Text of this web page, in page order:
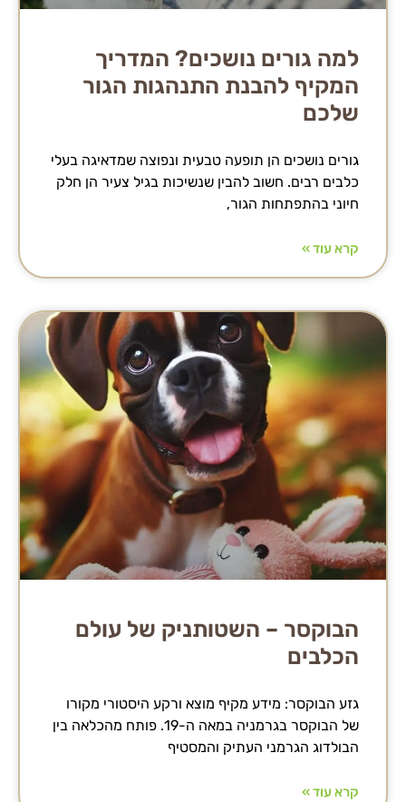
למה גורים נושכים? המדריך
המקיף להבנת התנהגות הגור
שלכם
גורים נושכים הן תופעה טבעית ונפוצה שמדאיגה בעלי
כלבים רבים. חשוב להבין שנשיכות בגיל צעיר הן חלק
חיוני בהתפתחות הגור,
קרא עוד »
הבוקסר – השטותניק של עולם
הכלבים
גזע הבוקסר: מידע מקיף מוצא ורקע היסטורי מקורו
של הבוקסר בגרמניה במאה ה-19. פותח מהכלאה בין
הבולדוג הגרמני העתיק והמסטיף
קרא עוד »